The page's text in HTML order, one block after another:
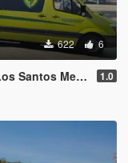
622 6
Medical Center 1.0